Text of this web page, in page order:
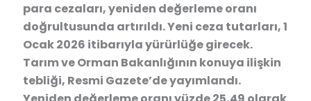
para cezaları, yeniden değerleme oranı
doğrultusunda artırıldı. Yeni ceza tutarları, 1
Ocak 2026 itibarıyla yürürlüğe girecek.
Tarım ve Orman Bakanlığının konuya ilişkin
tebliği, Resmi Gazete’de yayımlandı.